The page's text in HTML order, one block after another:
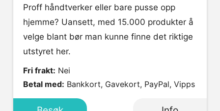
Proff håndtverker eller bare pusse opp
hjemme? Uansett, med 15.000 produkter å
velge blant bør man kunne finne det riktige
utstyret her.
Fri frakt: Nei
Betal med: Bankkort, Gavekort, PayPal, Vipps